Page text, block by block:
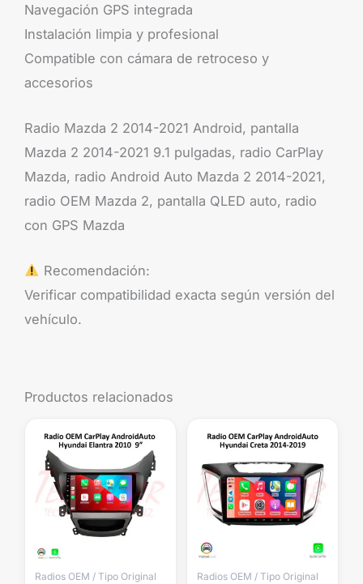
Navegación GPS integrada
Instalación limpia y profesional
Compatible con cámara de retroceso y
accesorios
Radio Mazda 2 2014-2021 Android, pantalla
Mazda 2 2014-2021 9.1 pulgadas, radio CarPlay
Mazda, radio Android Auto Mazda 2 2014-2021,
radio OEM Mazda 2, pantalla QLED auto, radio
con GPS Mazda
Recomendación:
Verificar compatibilidad exacta según versión del
vehículo.
Productos relacionados
Radios OEM / Tipo Original Radios OEM / Tipo Original